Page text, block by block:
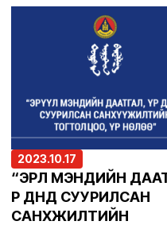
2023.10.17
“ЭРҮҮЛ МЭНДИЙН
ҮР ДҮНД СУУРИЛСАН
САНХҮҮЖИЛТИЙН